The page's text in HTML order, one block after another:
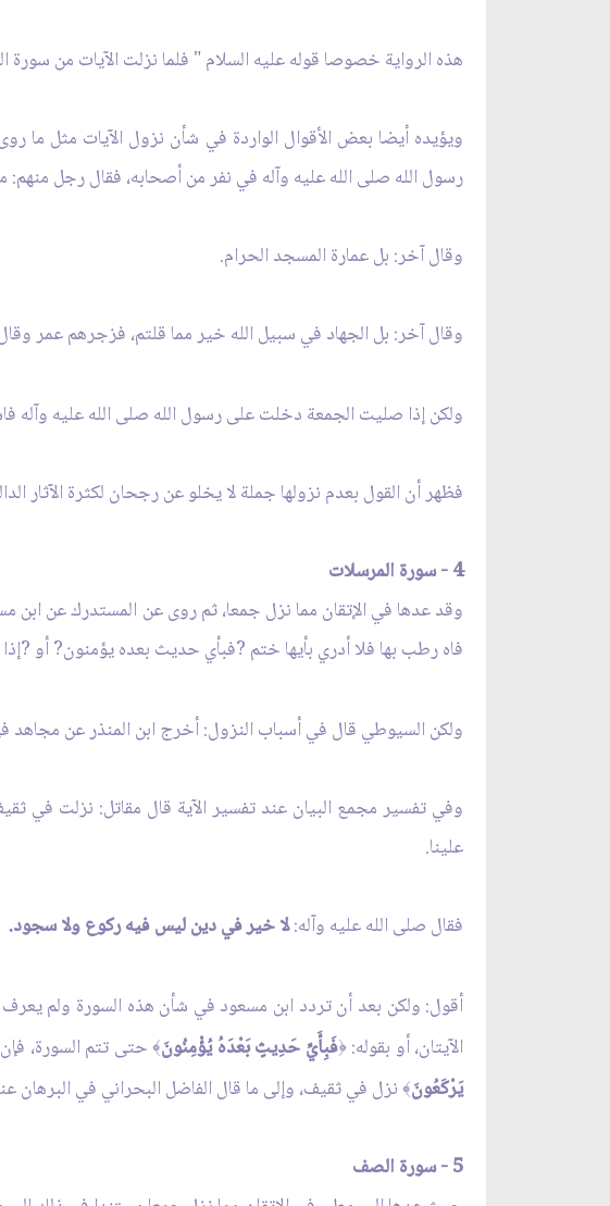
هذه الرواية خصوصا قوله عليه السلام " فلما نزلت الآيات من سورة
ويؤيده أيضا بعض الأقوال الواردة في شأن نزول الآيات مثل
رسول الله صلى الله عليه وآله في نفر من أصحابه، فقال رجل منهم:
وقال آخر: بل عمارة المسجد الحرام.
وقال آخر: بل الجهاد في سبيل الله خير مما قلتم، فزجرهم عمر
ولكن إذا صليت الجمعة دخلت على رسول الله صلى الله عليه وآله
فظهر أن القول بعدم نزولها جملة لا يخلو عن رجحان لكثرة الآثار
4 - سورة المرسلات
وقد عدها في الإتقان مما نزل جمعا، ثم روى عن المستدرك عن ابن
فاه رطب بها فلا أدري بأيها ختم ?فبأي حديث بعده يؤمنون? أو
ولكن السيوطي قال في أسباب النزول: أخرج ابن المنذر عن مجاهد
وفي تفسير مجمع البيان عند تفسير الآية قال مقاتل: نزلت في
علينا.
فقال صلى الله عليه وآله:لا خير في دين ليس فيه ركوع ولا سجود.
أقول: ولكن بعد أن تردد ابن مسعود في شأن هذه السورة ولم يعرف
الآيتان، أو بقوله:﴿فَبِأَيِّ حَدِيثٍ بَعْدَهُ يُؤْمِنُونَ﴾حتى تتم السورة، فإن
يَرْكَعُونَ﴾نزل في ثقيف، وإلى ما قال الفاضل البحراني في البرهان عند تفسير
5 - سورة الصف